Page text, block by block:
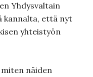
Yhdysvaltain
kannalta, että nyt
yhteistyön
miten näiden